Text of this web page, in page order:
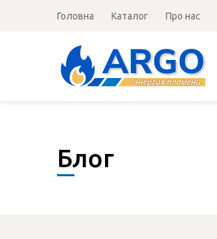
Головна Каталог Про нас
Блог